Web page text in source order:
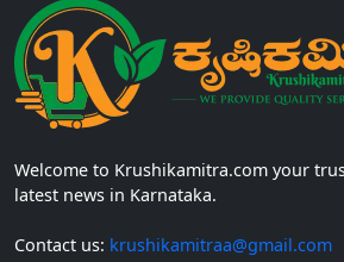
Welcome to Krushikamitra.com your
latest news in Karnataka.
Contact us: krushikamitraa@gmail.com